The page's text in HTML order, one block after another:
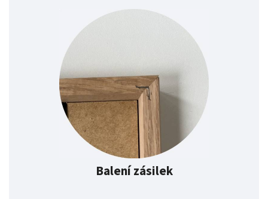
Balení zásilek